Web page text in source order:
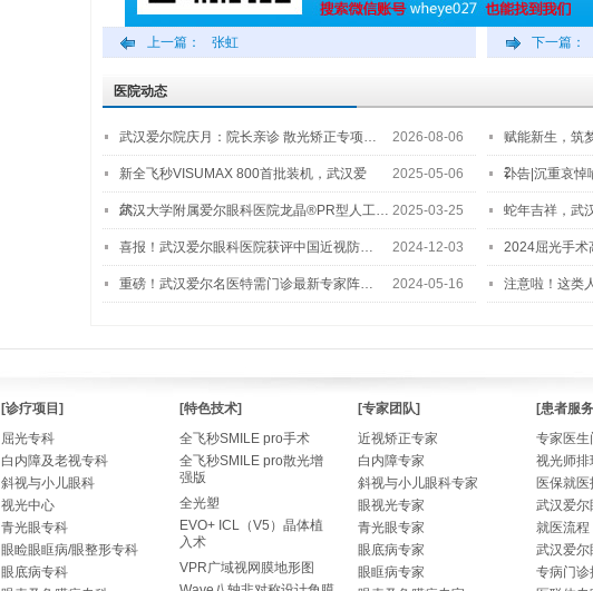
上一篇： 张虹 下一篇：
医院动态
武汉爱尔院庆月：院长亲诊 散光矫正专项… 2026-08-06 赋能新生，筑
2…
新全飞秒VISUMAX 800首批装机，武汉爱
尔…
2025-05-06 讣告|沉重哀悼
武汉大学附属爱尔眼科医院龙晶®PR型人工… 2025-03-25 蛇年吉祥，武
喜报！武汉爱尔眼科医院获评中国近视防… 2024-12-03 2024屈光手
重磅！武汉爱尔名医特需门诊最新专家阵… 2024-05-16 注意啦！这类
[诊疗项目]
屈光专科
白内障及老视专科
斜视与小儿眼科
视光中心
青光眼专科
眼睑眼眶病/眼整形专科
眼底病专科
[特色技术]
全飞秒SMILE pro手术
全飞秒SMILE pro散光增
强版
全光塑
EVO+ ICL（V5）晶体植
入术
VPR广域视网膜地形图
[专家团队]
近视矫正专家
白内障专家
斜视与小儿眼科专家
眼视光专家
青光眼专家
眼底病专家
眼眶病专家
[患者服
专家医生
视光师排
医保就
武汉爱尔
就医流程
武汉爱尔
专病门诊